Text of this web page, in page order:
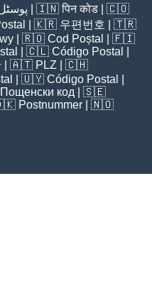
| 🇮🇳पिन कोड | 🇨🇴
| 🇰🇷 우편번호
| 🇹🇷
| 🇷🇴 Cod Poștal
| 🇫🇮
| 🇨🇱 Código Postal
| 🇦🇹 PLZ | 🇨🇭
| 🇺🇾 Código Postal
Пощенски код | 🇸🇪
Postnummer | 🇳🇴